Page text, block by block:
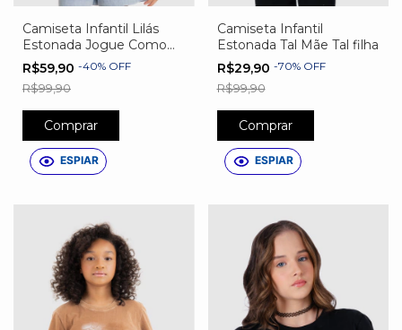
Camiseta Infantil Lilás
Estonada Jogue Como
Uma Garota
R$59,90 -40% OFF
R$99,90
Comprar
ESPIAR
Camiseta Infantil
Estonada Tal Mãe Tal filha
R$29,90 -70% OFF
R$99,90
Comprar
ESPIAR